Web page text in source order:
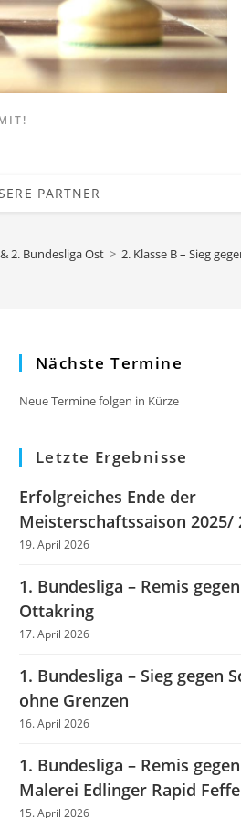
PARTNER
2. Bundesliga Ost > 2. Klasse B – Sieg
Nächste Termine
Neue Termine folgen in Kürze
Letzte Ergebnisse
Erfolgreiches Ende der
Meisterschaftssaison 2025/
19. April 2026
1. Bundesliga – Remis
Ottakring
17. April 2026
1. Bundesliga – Sieg gegen
ohne Grenzen
16. April 2026
1. Bundesliga – Remis gegen
Malerei Edlinger Rapid
15. April 2026